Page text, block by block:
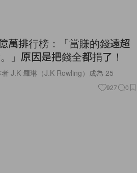
萬排行榜：「當賺的錢遠超
」原因是把錢全都捐了！
J.K 羅琳（J.K Rowling）成為 25
927 0